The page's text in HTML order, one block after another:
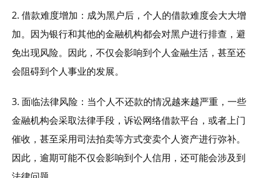
2. 借款难度增加：成为黑户后，个人的借款难度会大大增
加。因为银行和其他的金融机构都会对黑户进行排查，避
免出现风险。因此，不仅会影响到个人金融生活，甚至还
会阻碍到个人事业的发展。
3. 面临法律风险：当个人不还款的情况越来越严重，一些
金融机构会采取法律手段，诉讼网络借款平台，或者上门
催收，甚至采用司法拍卖等方式变卖个人资产进行弥补。
因此，逾期可能不仅会影响到个人信用，还可能会涉及到